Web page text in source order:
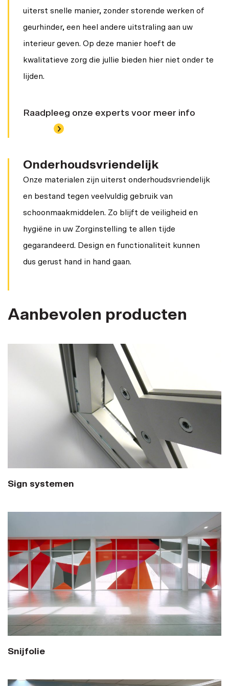
uiterst snelle manier, zonder storende werken of
geurhinder, een heel andere uitstraling aan uw
interieur geven. Op deze manier hoeft de
kwalitatieve zorg die jullie bieden hier niet onder te
lijden.
Raadpleeg onze experts voor meer info
Onderhoudsvriendelijk
Onze materialen zijn uiterst onderhoudsvriendelijk
en bestand tegen veelvuldig gebruik van
schoonmaakmiddelen. Zo blijft de veiligheid en
hygiëne in uw Zorginstelling te allen tijde
gegarandeerd. Design en functionaliteit kunnen
dus gerust hand in hand gaan.
Aanbevolen producten
Sign systemen
Snijfolie